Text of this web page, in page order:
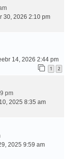
30, 2026 2:10 pm
14, 2026 2:44 pm
1 2
pm
2025 8:35 am
2025 9:59 am